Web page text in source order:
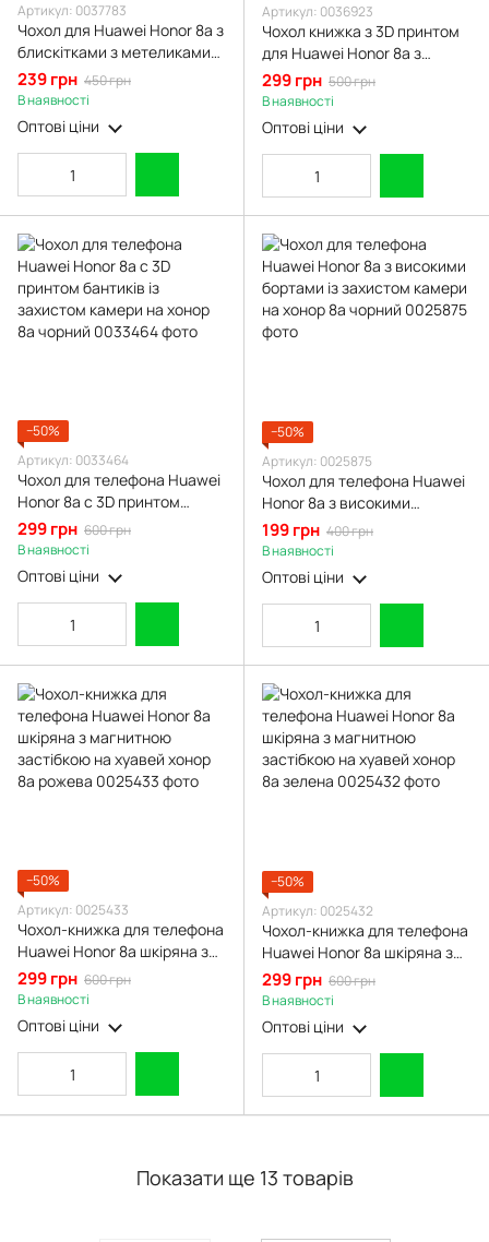
Артикул: 0037783
Чохол для Huawei Honor 8a з
блискітками з метеликами
на хуавей хонор 8а
бірюзовий
239 грн 450 грн
В наявності
Оптові ціни
Артикул: 0036923
Чохол книжка з 3D принтом
для Huawei Honor 8a з
екошкіри із підставкою та
магнитом чорна gd2
299 грн 500 грн
В наявності
Оптові ціни
−50%
Артикул: 0033464
Чохол для телефона Huawei
Honor 8a с 3D принтом
бантиків із захистом камери
на хонор 8a чорний
299 грн 600 грн
В наявності
Оптові ціни
−50%
Артикул: 0025875
Чохол для телефона Huawei
Honor 8a з високими
бортами із захистом камери
на хонор 8a чорний
199 грн 400 грн
В наявності
Оптові ціни
−50%
Артикул: 0025433
Чохол-книжка для телефона
Huawei Honor 8a шкіряна з
магнитною застібкою на
хуавей хонор 8a рожева
299 грн 600 грн
В наявності
Оптові ціни
−50%
Артикул: 0025432
Чохол-книжка для телефона
Huawei Honor 8a шкіряна з
магнитною застібкою на
хуавей хонор 8a зелена
299 грн 600 грн
В наявності
Оптові ціни
Показати ще 13 товарів